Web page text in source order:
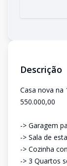
Descrição
Casa nova na
550.000,00
-> Garagem
-> Sala de
-> Cozinha
-> 3 Quartos